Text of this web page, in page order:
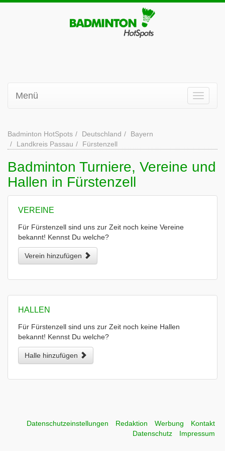
Menü
Badminton HotSpots Deutschland
Bayern
Landkreis Passau
Fürstenzell
Badminton Turniere, Vereine und
Hallen in Fürstenzell
VEREINE
Für Fürstenzell sind uns zur Zeit noch keine Vereine
bekannt! Kennst Du welche?
Verein hinzufügen
HALLEN
Für Fürstenzell sind uns zur Zeit noch keine Hallen
bekannt! Kennst Du welche?
Halle hinzufügen
Datenschutzeinstellungen Redaktion Werbung
Kontakt
Datenschutz
Impressum